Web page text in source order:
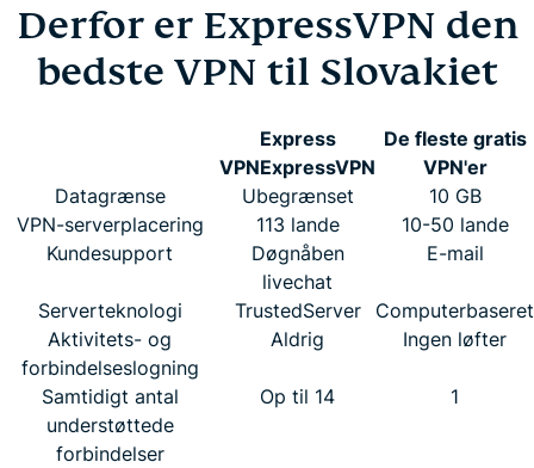
Derfor er ExpressVPN den
bedste VPN til Slovakiet
Express
VPNExpressVPN
De fleste gratis
VPN'er
Datagrænse
Ubegrænset
10 GB
VPN-serverplacering
113 lande
10-50 lande
Kundesupport
Døgnåben
livechat
E-mail
Serverteknologi TrustedServer
Computerbaseret
Aktivitets- og
forbindelseslogning
Aldrig Ingen løfter
Samtidigt antal
understøttede
forbindelser
Op til 14 1